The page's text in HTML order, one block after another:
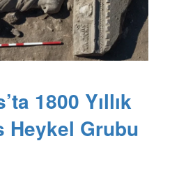
1800 Yıllık
Heykel Grubu